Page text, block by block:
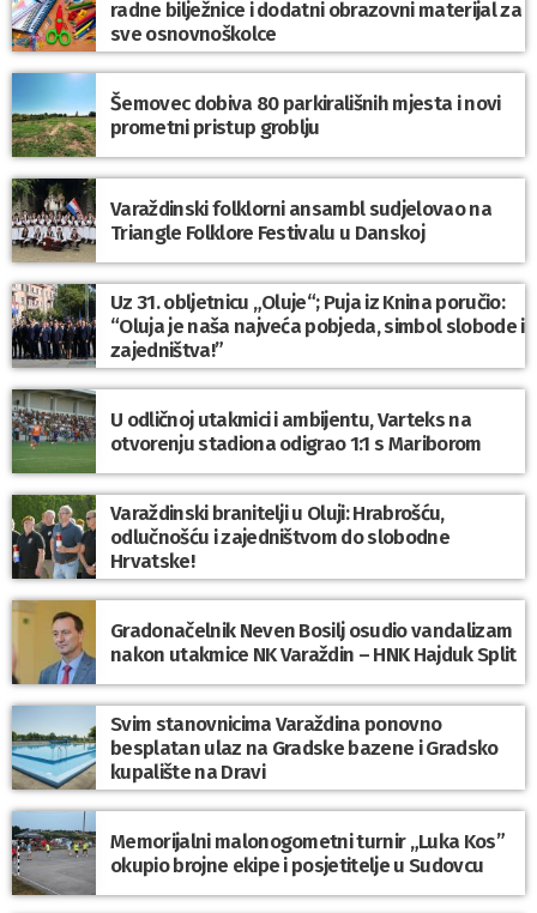
radne bilježnice i dodatni obrazovni materijal za
sve osnovnoškolce
Šemovec dobiva 80 parkirališnih mjesta i novi
prometni pristup groblju
Varaždinski folklorni ansambl sudjelovao na
Triangle Folklore Festivalu u Danskoj
Uz 31. obljetnicu „Oluje“; Puja iz Knina poručio:
“Oluja je naša najveća pobjeda, simbol slobode i
zajedništva!”
U odličnoj utakmici i ambijentu, Varteks na
otvorenju stadiona odigrao 1:1 s Mariborom
Varaždinski branitelji u Oluji: Hrabrošću,
odlučnošću i zajedništvom do slobodne
Hrvatske!
Gradonačelnik Neven Bosilj osudio vandalizam
nakon utakmice NK Varaždin – HNK Hajduk Split
Svim stanovnicima Varaždina ponovno
besplatan ulaz na Gradske bazene i Gradsko
kupalište na Dravi
Memorijalni malonogometni turnir „Luka Kos”
okupio brojne ekipe i posjetitelje u Sudovcu